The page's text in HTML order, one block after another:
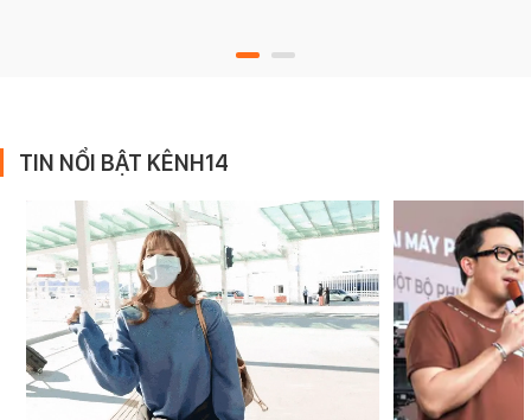
TIN NỔI BẬT KÊNH14